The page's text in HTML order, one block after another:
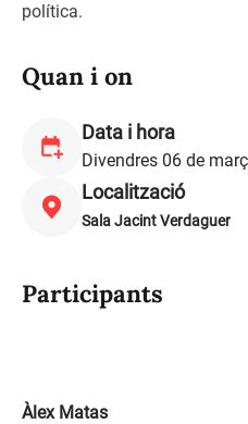
política.
Quan i on
Data i hora
Divendres 06 de
Localització
Sala Jacint Verdaguer
Participants
Àlex Matas